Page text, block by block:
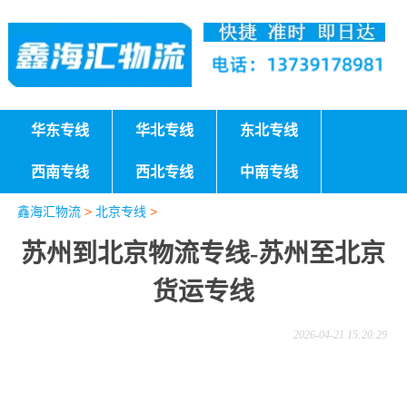
华东专线 华北专线 东北专线
西南专线 西北专线 中南专线
鑫海汇物流> 北京专线 >
苏州到北京物流专线-苏州至北京
货运专线
2026-04-21 15:20:29